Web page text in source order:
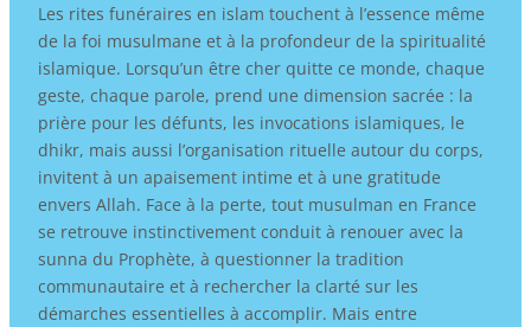
Les rites funéraires en islam touchent à l’essence même
de la foi musulmane et à la profondeur de la spiritualité
islamique. Lorsqu’un être cher quitte ce monde, chaque
geste, chaque parole, prend une dimension sacrée : la
prière pour les défunts, les invocations islamiques, le
dhikr, mais aussi l’organisation rituelle autour du corps,
invitent à un apaisement intime et à une gratitude
envers Allah. Face à la perte, tout musulman en France
se retrouve instinctivement conduit à renouer avec la
sunna du Prophète, à questionner la tradition
communautaire et à rechercher la clarté sur les
démarches essentielles à accomplir. Mais entre